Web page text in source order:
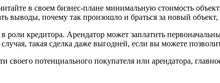
в своем бизнес-плане минимальную стоимость
выводы, почему так произошло и браться за новый
роли кредитора. Арендатор может заплатить
такая сделка даже выгодней, если вы можете
потенциального покупателя или арендатора,